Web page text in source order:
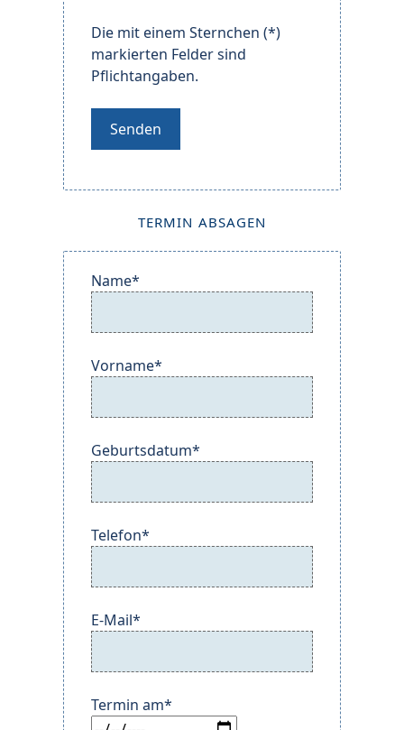
Die mit einem Sternchen (*)
markierten Felder sind
Pflichtangaben.
Bitte lassen Sie dieses Feld leer.
TERMIN ABSAGEN
Name*
Vorname*
Geburtsdatum*
Telefon*
E-Mail*
Termin am*